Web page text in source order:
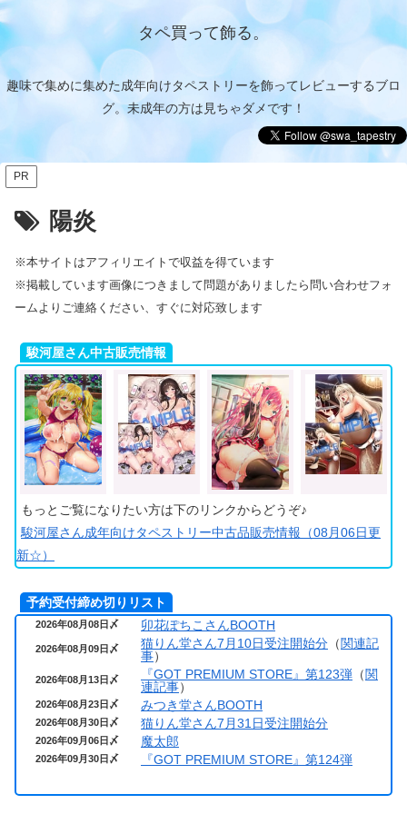
タペ買って飾る。
趣味で集めに集めた成年向けタペストリーを飾ってレビューするブロ
グ。未成年の方は見ちゃダメです！
PR
陽炎
※本サイトはアフィリエイトで収益を得ています
※掲載しています画像につきまして問題がありましたら問い合わせフォ
ームよりご連絡ください、すぐに対応致します
駿河屋さん中古販売情報
もっとご覧になりたい方は下のリンクからどうぞ♪
駿河屋さん成年向けタペストリー中古品販売情報（08月06日更
新☆）
予約受付締め切りリスト
2026年08月08日〆 卯花ぽちこさんBOOTH
2026年08月09日〆 猫りん堂さん7月10日受注開始分 （関連記
事）
2026年08月13日〆 『GOT PREMIUM STORE』第123弾 （関
連記事）
2026年08月23日〆 みつき堂さんBOOTH
2026年08月30日〆 猫りん堂さん7月31日受注開始分
2026年09月06日〆 魔太郎
2026年09月30日〆 『GOT PREMIUM STORE』第124弾